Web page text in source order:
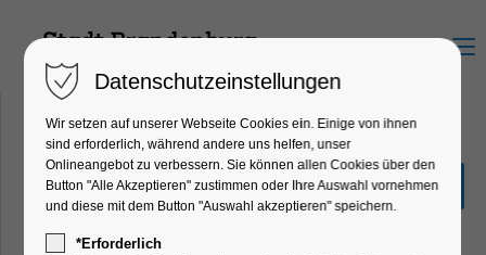
Menu
Sound of Christmas
Konzert, Musik, Winterzauber
Datenschutzeinstellungen
Wir setzen auf unserer Webseite Cookies ein. Einige von ihnen
sind erforderlich, während andere uns helfen, unser
Onlineangebot zu verbessern. Sie können allen Cookies über den
Button "Alle Akzeptieren" zustimmen oder Ihre Auswahl vornehmen
und diese mit dem Button "Auswahl akzeptieren" speichern.
*Erforderlich